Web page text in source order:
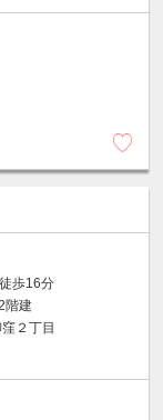
歩16分
階建
２丁目